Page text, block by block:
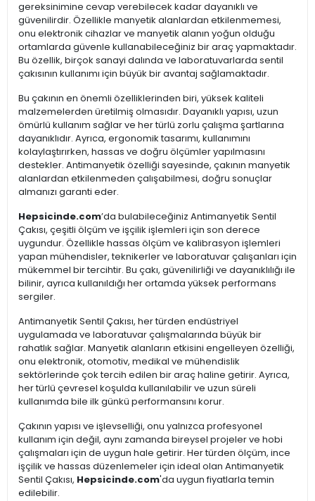
gereksinimine cevap verebilecek kadar dayanıklı ve
güvenilirdir. Özellikle manyetik alanlardan etkilenmemesi,
onu elektronik cihazlar ve manyetik alanın yoğun olduğu
ortamlarda güvenle kullanabileceğiniz bir araç yapmaktadır.
Bu özellik, birçok sanayi dalında ve laboratuvarlarda sentil
çakısının kullanımı için büyük bir avantaj sağlamaktadır.
Bu çakının en önemli özelliklerinden biri, yüksek kaliteli
malzemelerden üretilmiş olmasıdır. Dayanıklı yapısı, uzun
ömürlü kullanım sağlar ve her türlü zorlu çalışma şartlarına
dayanıklıdır. Ayrıca, ergonomik tasarımı, kullanımını
kolaylaştırırken, hassas ve doğru ölçümler yapılmasını
destekler. Antimanyetik özelliği sayesinde, çakının manyetik
alanlardan etkilenmeden çalışabilmesi, doğru sonuçlar
almanızı garanti eder.
Hepsicinde.com’da bulabileceğiniz Antimanyetik Sentil
Çakısı, çeşitli ölçüm ve işçilik işlemleri için son derece
uygundur. Özellikle hassas ölçüm ve kalibrasyon işlemleri
yapan mühendisler, teknikerler ve laboratuvar çalışanları için
mükemmel bir tercihtir. Bu çakı, güvenilirliği ve dayanıklılığı ile
bilinir, ayrıca kullanıldığı her ortamda yüksek performans
sergiler.
Antimanyetik Sentil Çakısı, her türden endüstriyel
uygulamada ve laboratuvar çalışmalarında büyük bir
rahatlık sağlar. Manyetik alanların etkisini engelleyen özelliği,
onu elektronik, otomotiv, medikal ve mühendislik
sektörlerinde çok tercih edilen bir araç haline getirir. Ayrıca,
her türlü çevresel koşulda kullanılabilir ve uzun süreli
kullanımda bile ilk günkü performansını korur.
Çakının yapısı ve işlevselliği, onu yalnızca profesyonel
kullanım için değil, aynı zamanda bireysel projeler ve hobi
çalışmaları için de uygun hale getirir. Her türden ölçüm, ince
işçilik ve hassas düzenlemeler için ideal olan Antimanyetik
Sentil Çakısı, Hepsicinde.com'da uygun fiyatlarla temin
edilebilir.